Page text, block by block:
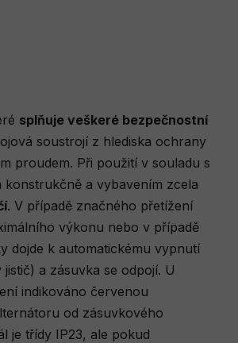
splňuje veškeré bezpečnostní
soustrojí z hlediska ochrany
proudem. Při použití v souladu s
a vybavením zcela
. V případě značného přetížení
výkonu nebo v případě
dojde k automatickému vypnutí
a zásuvka se odpojí. U
indikováno červenou
od zásuvkového
je třídy IP23, ale pokud